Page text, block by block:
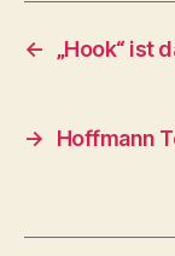
← „Hook“ ist
→ Hoffmann